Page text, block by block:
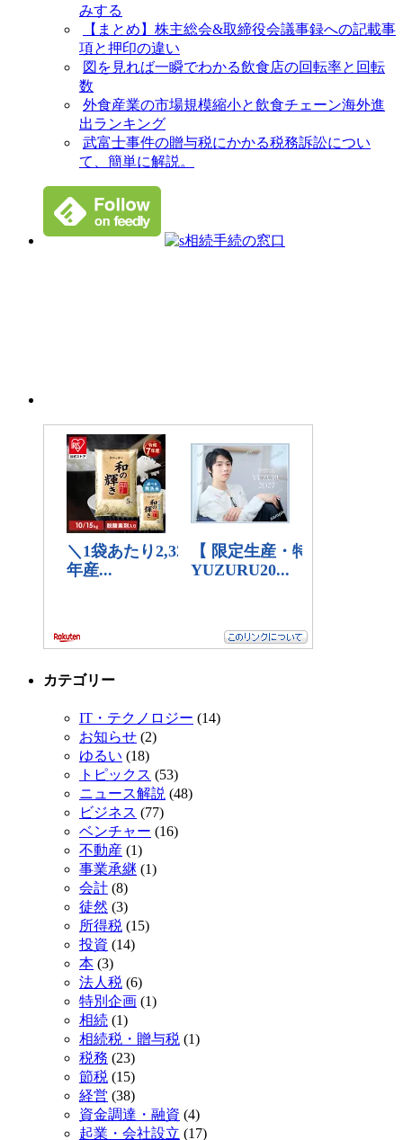
みする
【まとめ】株主総会&取締役会議事録への記載事
項と押印の違い
図を見れば一瞬でわかる飲食店の回転率と回転
数
外食産業の市場規模縮小と飲食チェーン海外進
出ランキング
武富士事件の贈与税にかかる税務訴訟につい
て、簡単に解説。
カテゴリー
IT・テクノロジー (14)
お知らせ (2)
ゆるい (18)
トピックス (53)
ニュース解説 (48)
ビジネス (77)
ベンチャー (16)
不動産 (1)
事業承継 (1)
会計 (8)
徒然 (3)
所得税 (15)
投資 (14)
本 (3)
法人税 (6)
特別企画 (1)
相続 (1)
相続税・贈与税 (1)
税務 (23)
節税 (15)
経営 (38)
資金調達・融資 (4)
起業・会社設立 (17)